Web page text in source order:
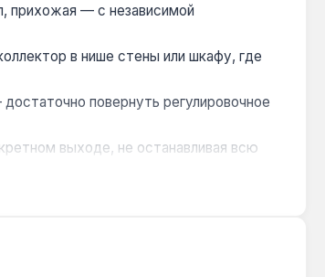
прихожая — с независимой
в нише стены или шкафу, где
повернуть регулировочное
выходе, не останавливая всю
2 года, доставка по Украине.